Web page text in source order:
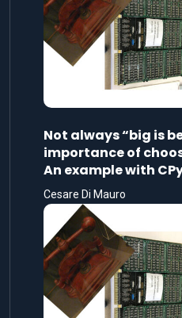
Not always “big is
importance of
An example with
Cesare Di Mauro